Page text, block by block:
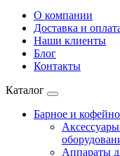
О компании
Доставка и
Наши клиенты
Блог
Контакты
Каталог
Барное и
Аппараты